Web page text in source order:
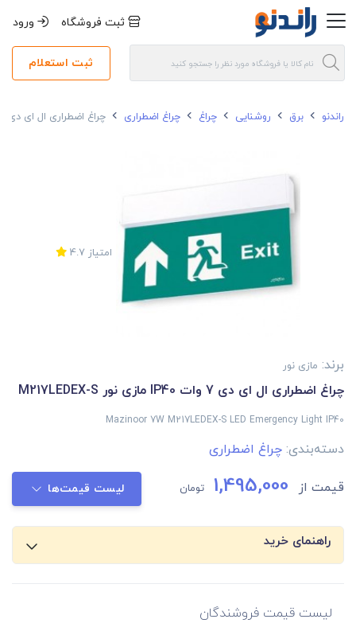
ثبت فروشگاه ورود
ثبت استعلام
راندنو برق روشنایی چراغ چراغ اضطراری چراغ اضطراری ال ای دی 7 وات IP40 مازی نور M217LEDEX-S
امتیاز 4.7
برند: مازی نور
چراغ اضطراری ال ای دی 7 وات IP40 مازی نور M217LEDEX-S
Mazinoor 7W M217LEDEX-S LED Emergency Light IP40
دسته‌بندی: چراغ اضطراری
قیمت از 1,495,000 تومان لیست قیمت‌ها
راهنمای خرید
لیست قیمت فروشندگان